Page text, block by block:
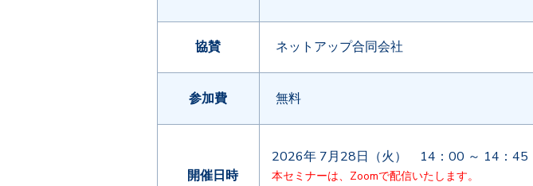
協賛 ネットアップ合同会社
参加費 無料
開催日時
2026年 7月28日（火） 14：00 ～ 14：45
本セミナーは、Zoomで配信いたします。